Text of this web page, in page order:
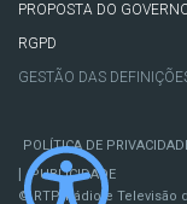
PROPOSTA DO
RGPD
GESTÃO DAS
POLÍTICA DE
PUBLICIDADE
© RTP, Rádio e Televisão